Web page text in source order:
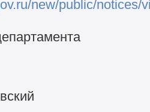
new/public/notices/